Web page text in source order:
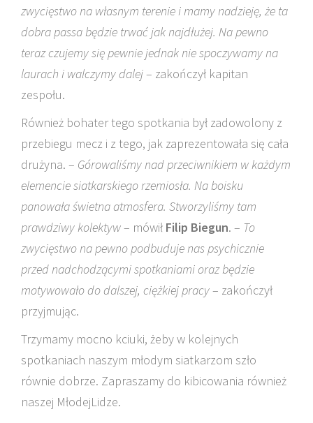
zwycięstwo na własnym terenie i mamy nadzieję, że ta
dobra passa będzie trwać jak najdłużej. Na pewno
teraz czujemy się pewnie jednak nie spoczywamy na
laurach i walczymy dalej– zakończył kapitan
zespołu.
Również bohater tego spotkania był zadowolony z
przebiegu mecz i z tego, jak zaprezentowała się cała
drużyna. – Górowaliśmy nad przeciwnikiem w każdym
elemencie siatkarskiego rzemiosła. Na boisku
panowała świetna atmosfera. Stworzyliśmy tam
prawdziwy kolektyw– mówił Filip Biegun. – To
zwycięstwo na pewno podbuduje nas psychicznie
przed nadchodzącymi spotkaniami oraz będzie
motywowało do dalszej, ciężkiej pracy– zakończył
przyjmując.
Trzymamy mocno kciuki, żeby w kolejnych
spotkaniach naszym młodym siatkarzom szło
równie dobrze. Zapraszamy do kibicowania również
naszej MłodejLidze.